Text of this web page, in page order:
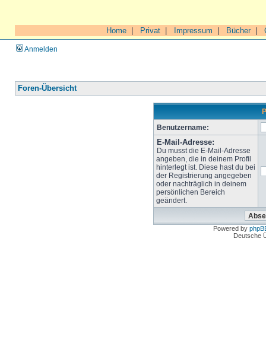
Home Privat Impressum Bücher|
Anmelden
Foren-Übersicht
Benutzername:
E-Mail-Adresse:
Du musst die E-Mail-Adresse
angeben, die in deinem Profil
hinterlegt ist. Diese hast du bei
der Registrierung angegeben
oder nachträglich in deinem
persönlichen Bereich
geändert.
Powered by
Deutsche